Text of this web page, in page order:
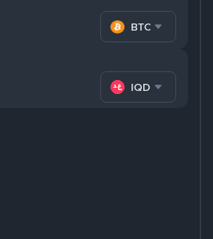
IQD
BTC